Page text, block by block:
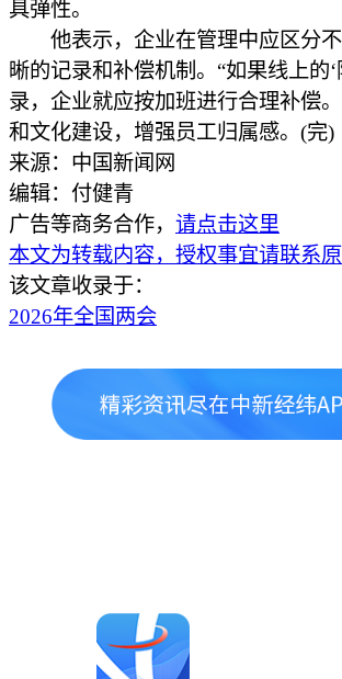
具弹性。
他表示，企业在管理中应区分不
晰的记录和补偿机制。“如果线上的
录，企业就应按加班进行合理补偿
和文化建设，增强员工归属感。(完)
来源：中国新闻网
编辑：付健青
广告等商务合作， 请点击这里
本文为转载内容，授权事宜请联系
该文章收录于：
2026年全国两会